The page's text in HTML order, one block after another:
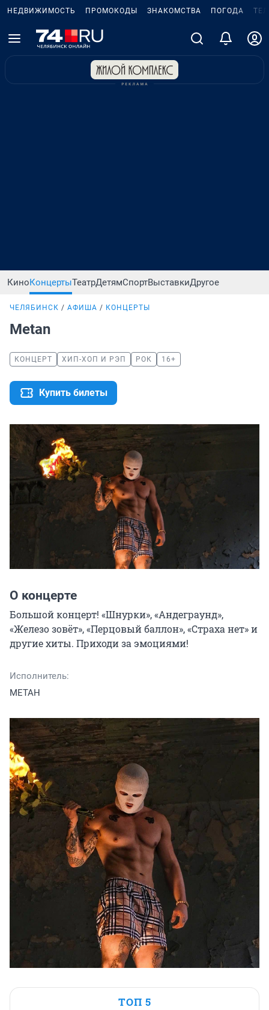
НЕДВИЖИМОСТЬ ПРОМОКОДЫ ЗНАКОМСТВА ПОГОДА
КиноКонцертыТеатрДетямСпортВыставкиДругое
ЧЕЛЯБИНСК АФИША КОНЦЕРТЫ
Metan
КОНЦЕРТ ХИП-ХОП И РЭП РОК 16+
Купить билеты
О концерте
Большой концерт! «Шнурки», «Андеграунд»,
«Железо зовёт», «Перцовый баллон», «Страха нет» и
другие хиты. Приходи за эмоциями!
Исполнитель:
МЕТАН
ТОП 5